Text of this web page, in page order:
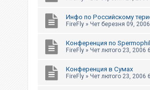
Инфо по Российскому
FireFly » Чет березня 09,
Конференция по
FireFly » Чет лютого 23, 2006
Конференция в Сумах
FireFly » Чет лютого 23, 2006